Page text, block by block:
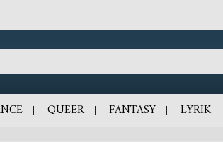
QUEER FANTASY LYRIK